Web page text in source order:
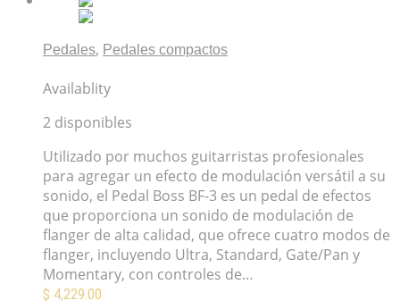
Pedales, Pedales compactos
Availablity
2 disponibles
Utilizado por muchos guitarristas profesionales
para agregar un efecto de modulación versátil a su
sonido, el Pedal Boss BF-3 es un pedal de efectos
que proporciona un sonido de modulación de
flanger de alta calidad, que ofrece cuatro modos de
flanger, incluyendo Ultra, Standard, Gate/Pan y
Momentary, con controles de…
$ 4,229.00